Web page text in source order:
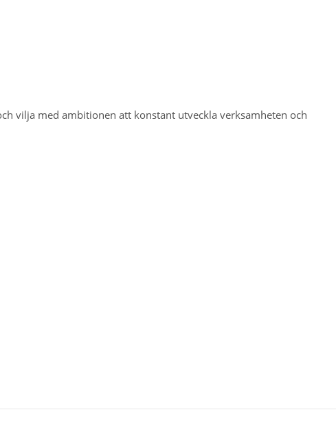
vilja med ambitionen att konstant utveckla verksamheten och